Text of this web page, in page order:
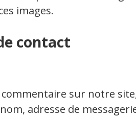
images.
contact
commentaire sur notre
adresse de